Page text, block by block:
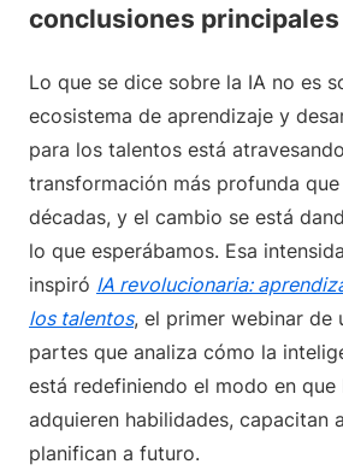
conclusiones
Lo que se dice sobre la IA no es
ecosistema de aprendizaje y
para los talentos está
transformación más profunda
décadas, y el cambio se está
lo que esperábamos. Esa
inspiró IA revolucionaria:
los talentos, el primer webinar de
partes que analiza cómo la
está redefiniendo el modo en que
adquieren habilidades, capacitan
planifican a futuro.